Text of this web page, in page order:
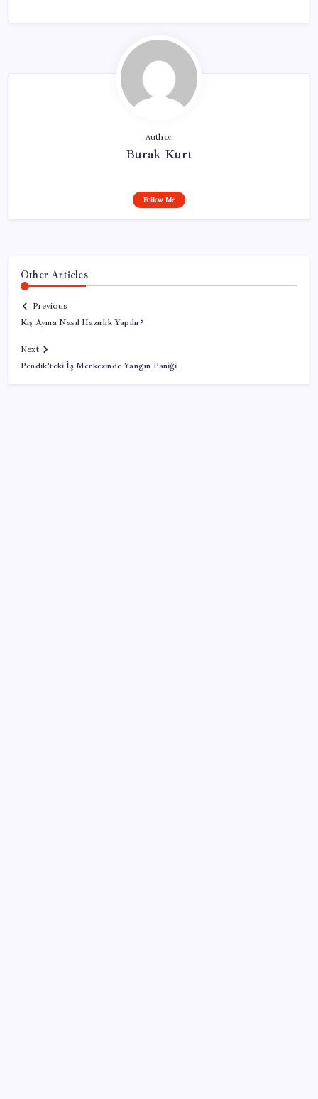
Author
Burak Kurt
Follow Me
Other Articles
Previous
Kış Ayına Nasıl Hazırlık Yapılır?
Next
Pendik’teki İş Merkezinde Yangın Paniği